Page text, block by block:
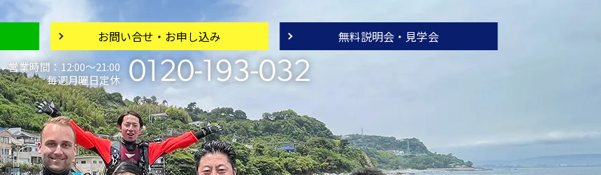
お問い合せ・ お申し込み 無料説明会・ 見学会
営業時間：12:00〜21:00
毎週月曜日定休 0120-193-032